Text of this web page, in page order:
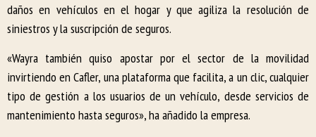
daños en vehículos en el hogar y que agiliza la resolución de
siniestros y la suscripción de seguros.
«Wayra también quiso apostar por el sector de la movilidad
invirtiendo en Cafler, una plataforma que facilita, a un clic, cualquier
tipo de gestión a los usuarios de un vehículo, desde servicios de
mantenimiento hasta seguros», ha añadido la empresa.